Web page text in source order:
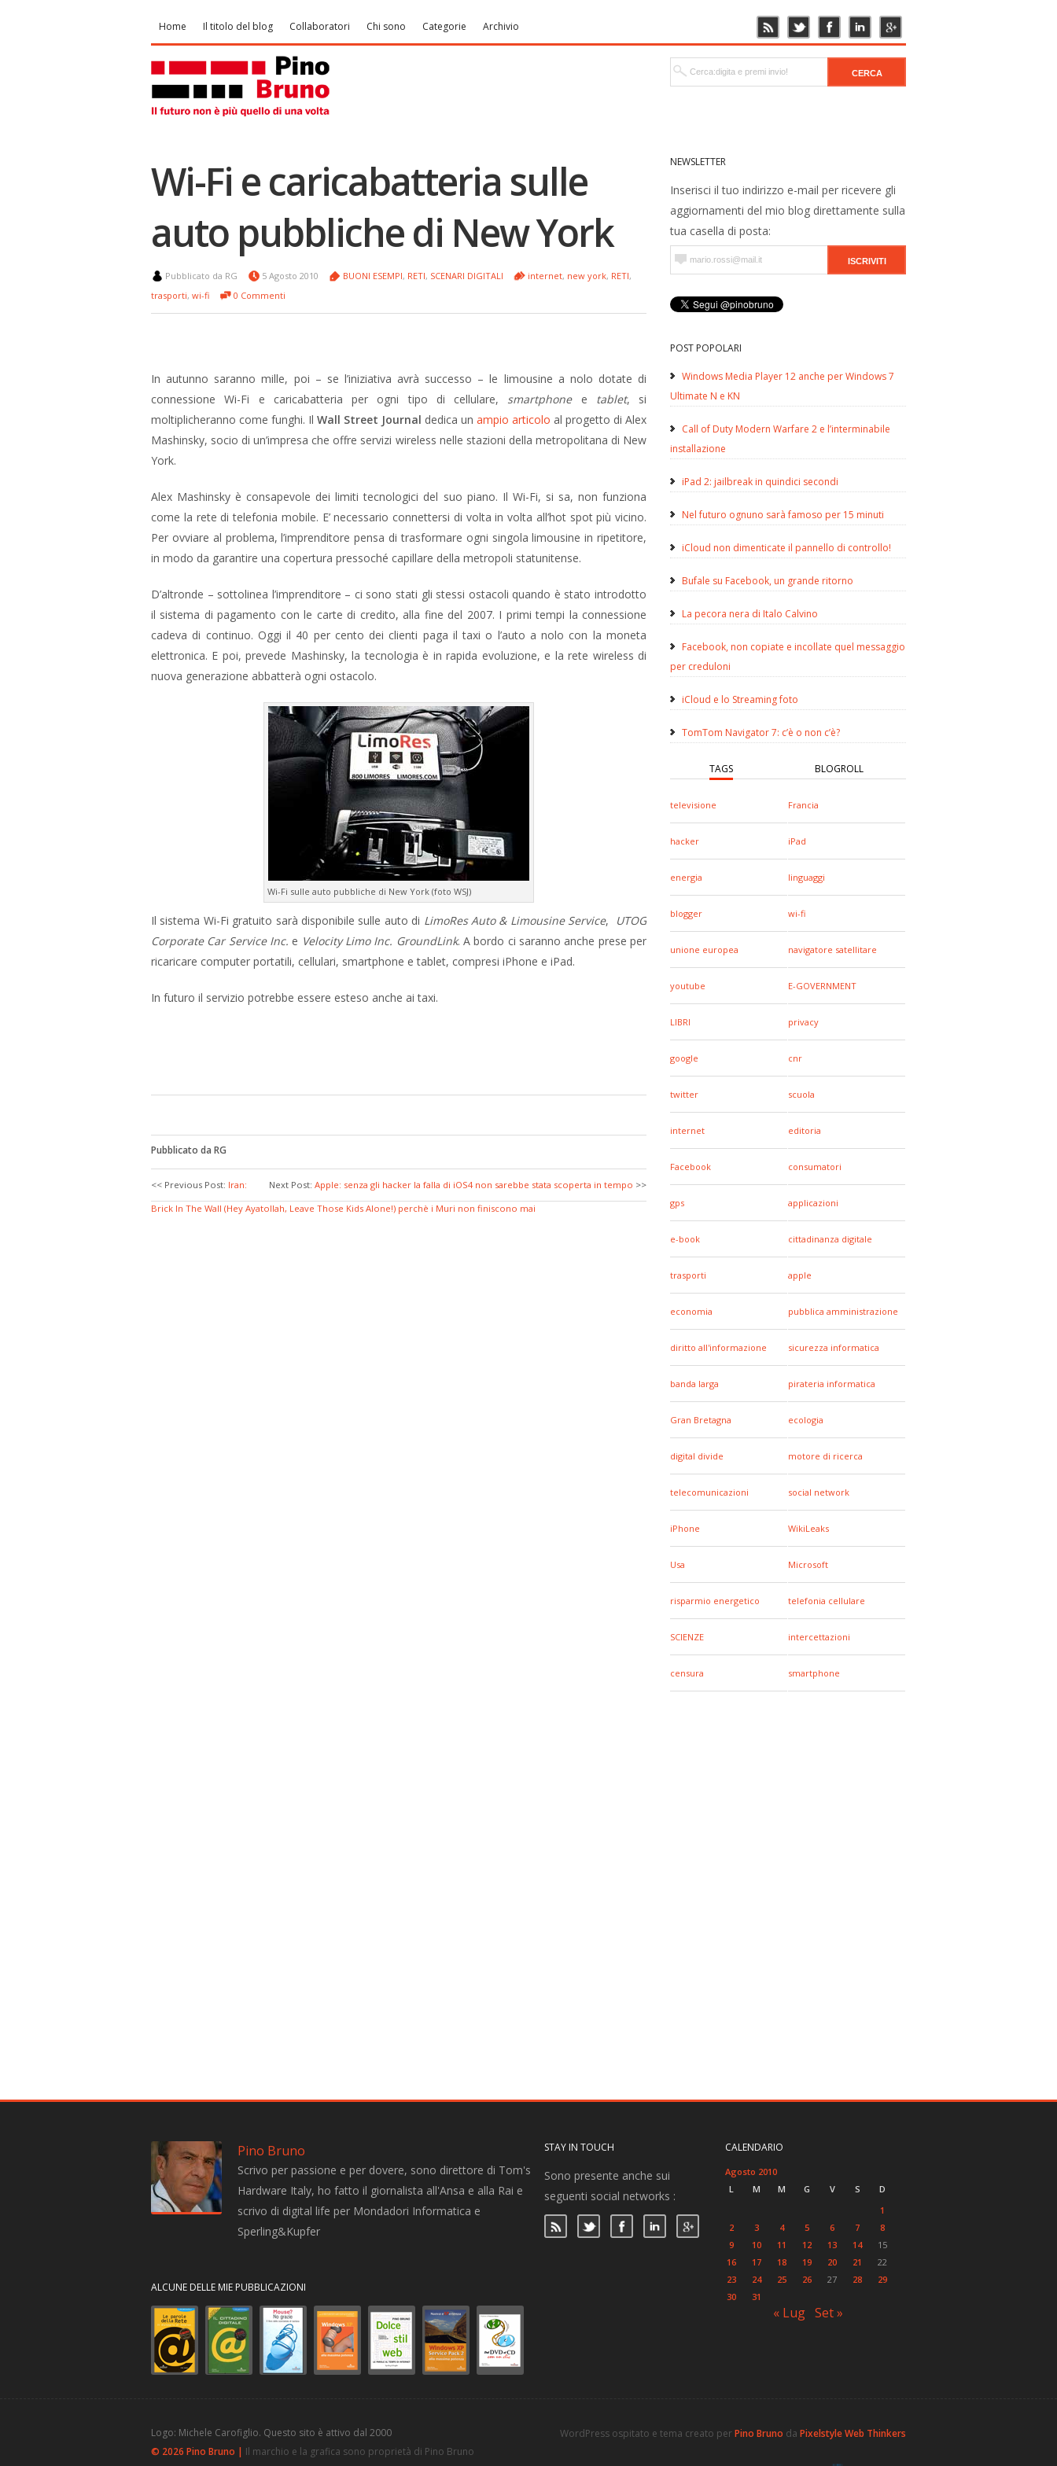
Home Il titolo del blog Collaboratori Chi sono Categorie Archivio
NEWSLETTER
Inserisci il tuo indirizzo e-mail per ricevere gli
aggiornamenti del mio blog direttamente sulla
tua casella di posta:
POST POPOLARI
Windows Media Player 12 anche per Windows 7
Ultimate N e KN
Call of Duty Modern Warfare 2 e l’interminabile
installazione
iPad 2: jailbreak in quindici secondi
Nel futuro ognuno sarà famoso per 15 minuti
iCloud non dimenticate il pannello di controllo!
Bufale su Facebook, un grande ritorno
La pecora nera di Italo Calvino
Facebook, non copiate e incollate quel messaggio
per creduloni
iCloud e lo Streaming foto
TomTom Navigator 7: c’è o non c’è?
TAGS BLOGROLL
televisione Francia
hacker iPad
energia linguaggi
blogger wi-fi
unione europea navigatore satellitare
youtube E-GOVERNMENT
LIBRI privacy
google cnr
twitter scuola
internet editoria
Facebook consumatori
gps applicazioni
e-book cittadinanza digitale
trasporti apple
economia pubblica amministrazione
diritto all'informazione sicurezza informatica
banda larga pirateria informatica
Gran Bretagna ecologia
digital divide motore di ricerca
telecomunicazioni social network
iPhone WikiLeaks
Usa Microsoft
risparmio energetico telefonia cellulare
SCIENZE intercettazioni
censura smartphone
Wi-Fi e caricabatteria sulle
auto pubbliche di New York
Pubblicato da RG 5 Agosto 2010 BUONI ESEMPI, RETI, SCENARI DIGITALI internet, new york, RETI,
trasporti, wi-fi 0 Commenti
In autunno saranno mille, poi – se l’iniziativa avrà successo – le limousine a nolo dotate di
connessione Wi-Fi e caricabatteria per ogni tipo di cellulare, smartphonee tablet, si
moltiplicheranno come funghi. Il Wall Street Journal dedica un ampio articolo al progetto di Alex
Mashinsky, socio di un’impresa che offre servizi wireless nelle stazioni della metropolitana di New
York.
Alex Mashinsky è consapevole dei limiti tecnologici del suo piano. Il Wi-Fi, si sa, non funziona
come la rete di telefonia mobile. E’ necessario connettersi di volta in volta all’hot spot più vicino.
Per ovviare al problema, l’imprenditore pensa di trasformare ogni singola limousine in ripetitore,
in modo da garantire una copertura pressoché capillare della metropoli statunitense.
D’altronde – sottolinea l’imprenditore – ci sono stati gli stessi ostacoli quando è stato introdotto
il sistema di pagamento con le carte di credito, alla fine del 2007. I primi tempi la connessione
cadeva di continuo. Oggi il 40 per cento dei clienti paga il taxi o l’auto a nolo con la moneta
elettronica. E poi, prevede Mashinsky, la tecnologia è in rapida evoluzione, e la rete wireless di
nuova generazione abbatterà ogni ostacolo.
Wi-Fi sulle auto pubbliche di New York (foto WSJ)
Il sistema Wi-Fi gratuito sarà disponibile sulle auto di LimoRes Auto & Limousine Service,
UTOG
Corporate Car Service Inc. e Velocity Limo Inc. GroundLink. A bordo ci saranno anche prese per
ricaricare computer portatili, cellulari, smartphone e tablet, compresi iPhone e iPad.
In futuro il servizio potrebbe essere esteso anche ai taxi.
Pubblicato da RG
Next Post: Apple: senza gli hacker la falla di iOS4 non sarebbe stata scoperta in tempo >>
<< Previous Post: Iran:
Brick In The Wall (Hey Ayatollah, Leave Those Kids Alone!) perchè i Muri non finiscono mai
Pino Bruno
Scrivo per passione e per dovere, sono direttore di Tom's
Hardware Italy, ho fatto il giornalista all'Ansa e alla Rai e
scrivo di digital life per Mondadori Informatica e
Sperling&Kupfer
ALCUNE DELLE MIE PUBBLICAZIONI
STAY IN TOUCH
Sono presente anche sui
seguenti social networks :
CALENDARIO
Agosto 2010
L
M M G V S
D
1
2
3 4 5 6 7
8
9
10 11 12 13 14
15
16
17 18 19 20 21
22
23
24 25 26 27 28
29
30
31
« Lug Set »
WordPress ospitato e tema creato perPino Bruno da Pixelstyle Web Thinkers
Logo: Michele Carofiglio. Questo sito è attivo dal 2000
© 2026 Pino Bruno | Il marchio e la grafica sono proprietà di Pino Bruno